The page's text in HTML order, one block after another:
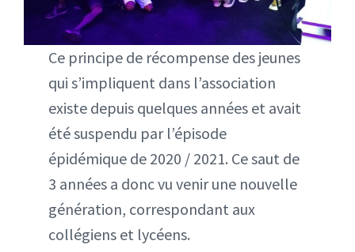
Ce principe de récompense des jeunes
qui s’impliquent dans l’association
existe depuis quelques années et avait
été suspendu par l’épisode
épidémique de 2020 / 2021. Ce saut de
3 années a donc vu venir une nouvelle
génération, correspondant aux
collégiens et lycéens.